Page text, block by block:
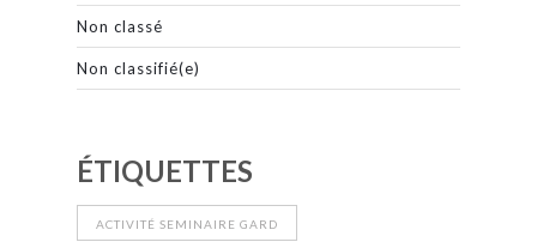
Non classé
Non classifié(e)
ÉTIQUETTES
ACTIVITÉ SEMINAIRE GARD